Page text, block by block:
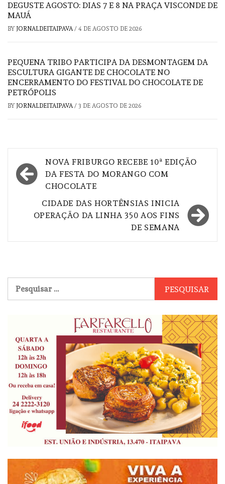
DEGUSTE AGOSTO: DIAS 7 E 8 NA PRAÇA VISCONDE DE
MAUÁ
BY JORNALDEITAIPAVA/ 4 DE AGOSTO DE 2026
PEQUENA TRIBO PARTICIPA DA DESMONTAGEM DA
ESCULTURA GIGANTE DE CHOCOLATE NO
ENCERRAMENTO DO FESTIVAL DO CHOCOLATE DE
PETRÓPOLIS
BY JORNALDEITAIPAVA/ 3 DE AGOSTO DE 2026
Navegação
de
NOVA FRIBURGO RECEBE 10ª EDIÇÃO
DA FESTA DO MORANGO COM
CHOCOLATE
CIDADE DAS HORTÊNSIAS INICIA
OPERAÇÃO DA LINHA 350 AOS FINS
DE SEMANA